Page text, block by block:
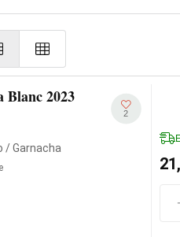
Blanc 2023
/ Garnacha
2